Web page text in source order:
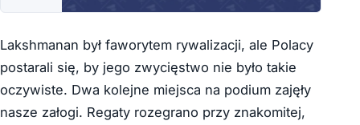
Lakshmanan był faworytem rywalizacji, ale Polacy
postarali się, by jego zwycięstwo nie było takie
oczywiste. Dwa kolejne miejsca na podium zajęły
nasze załogi. Regaty rozegrano przy znakomitej,